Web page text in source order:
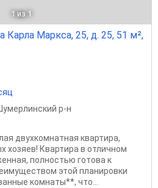
1 из 1
Карла Маркса, 25, д. 25, 51 м²,
р-н
двухкомнатная квартира,
хозяев! Квартира в отличном
полностью готова к
этой планировки
комнаты**, что...